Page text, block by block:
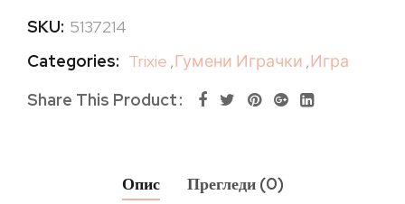
SKU: 5137214
Categories: Trixie ,Гумени Играчки ,Игра
Share This Product
Опис Прегледи (0)